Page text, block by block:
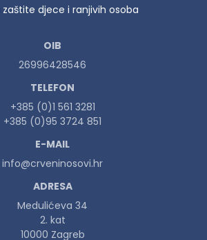
zaštite djece i ranjivih osoba
OIB
26996428546
TELEFON
+385 (0)1 561 3281
+385 (0)95 3724 851
E-MAIL
info@crveninosovi.hr
ADRESA
Medulićeva 34
2. kat
10000 Zagreb